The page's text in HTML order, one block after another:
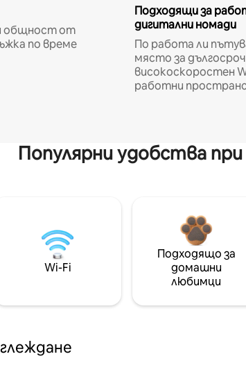
общност от
по време
Подходящи за
дигитални номади
По работа ли
място за
високоскоростен
работни
Популярни удобства
Wi-Fi
Подходящо за
домашни
любимци